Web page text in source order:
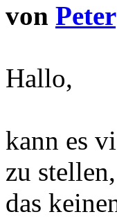
von Peter
Hallo,
kann es
zu
das